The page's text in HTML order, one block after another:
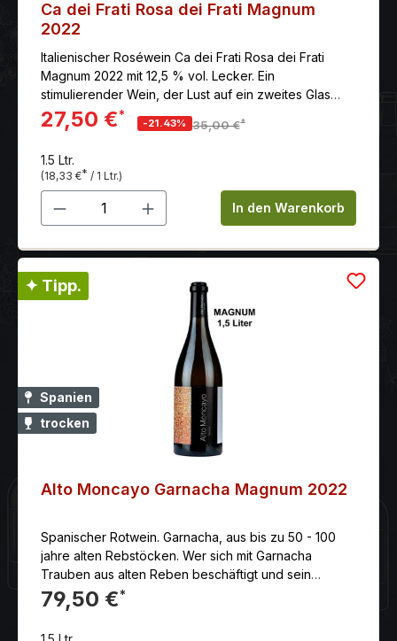
Ca dei Frati Rosa dei Frati Magnum
2022
Italienischer Roséwein Ca dei Frati Rosa dei Frati
Magnum 2022 mit 12,5 % vol. Lecker. Ein
stimulierender Wein, der Lust auf ein zweites Glas
macht.
27,50 €*
-21.43% 35,00 €*
1.5 Ltr.
(18,33 €* / 1 Ltr.)
Produkt Anzahl: Gib denIn den Warenkorb
✦ Tipp.
Spanien
trocken
Alto Moncayo Garnacha Magnum 2022
Spanischer Rotwein. Garnacha, aus bis zu 50 - 100
jahre alten Rebstöcken. Wer sich mit Garnacha
Trauben aus alten Reben beschäftigt und sein
Handwerk beherrscht, kann erstaunliche und
ausserordentliche Qualitäten hervorbringen.
79,50 €*